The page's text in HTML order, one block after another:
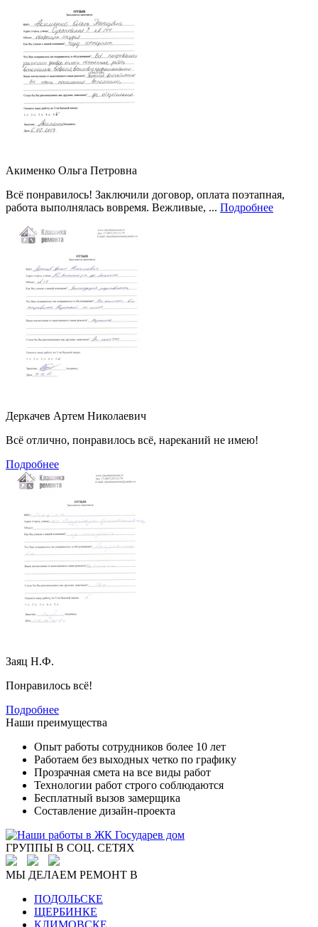
Акименко Ольга Петровна
Всё понравилось! Заключили договор, оплата поэтапная,
работа выполнялась вовремя. Вежливые, ... Подробнее
Деркачев Артем Николаевич
Всё отлично, понравилось всё, нареканий не имею!
Подробнее
Заяц Н.Ф.
Понравилось всё!
Подробнее
Наши преимущества
Опыт работы сотрудников более 10 лет
Работаем без выходных четко по графику
Прозрачная смета на все виды работ
Технологии работ строго соблюдаются
Бесплатный вызов замерщика
Составление дизайн-проекта
ГРУППЫ В СОЦ. СЕТЯХ
МЫ ДЕЛАЕМ РЕМОНТ В
ПОДОЛЬСКЕ
ЩЕРБИНКЕ